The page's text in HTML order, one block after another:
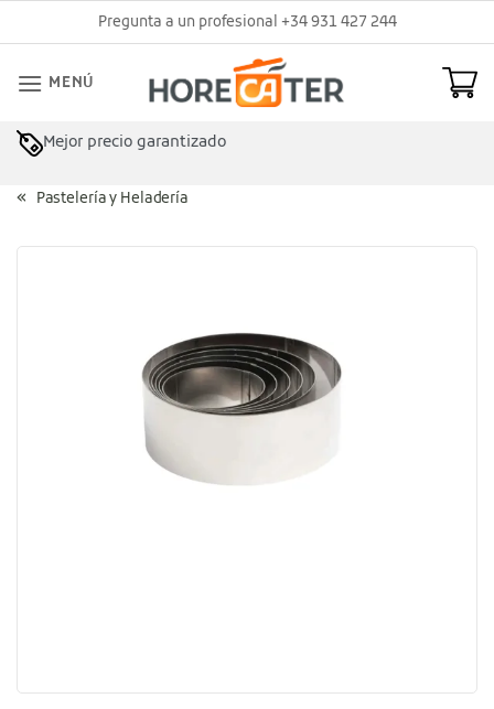
al
Pregunta a un profesional +34 931 427 244
MENÚ
Mejor precio garantizado
Pastelería y Heladería